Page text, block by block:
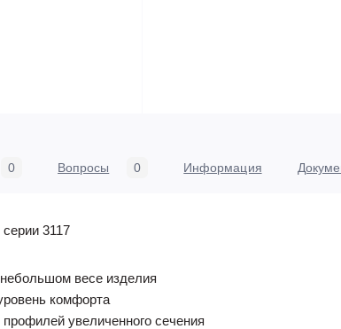
0 Вопросы 0 Информация
3117
весе изделия
комфорта
увеличенного сечения